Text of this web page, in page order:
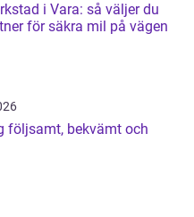
i Vara: så väljer du
för säkra mil på vägen